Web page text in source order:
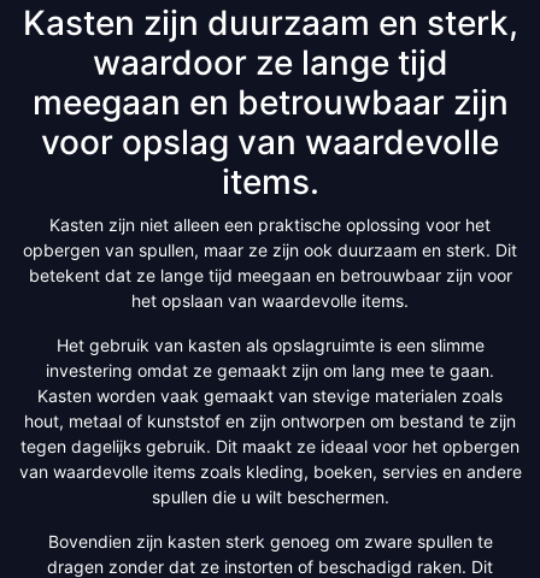
Kasten zijn duurzaam en sterk,
waardoor ze lange tijd
meegaan en betrouwbaar zijn
voor opslag van waardevolle
items.
Kasten zijn niet alleen een praktische oplossing voor het
opbergen van spullen, maar ze zijn ook duurzaam en sterk. Dit
betekent dat ze lange tijd meegaan en betrouwbaar zijn voor
het opslaan van waardevolle items.
Het gebruik van kasten als opslagruimte is een slimme
investering omdat ze gemaakt zijn om lang mee te gaan.
Kasten worden vaak gemaakt van stevige materialen zoals
hout, metaal of kunststof en zijn ontworpen om bestand te zijn
tegen dagelijks gebruik. Dit maakt ze ideaal voor het opbergen
van waardevolle items zoals kleding, boeken, servies en andere
spullen die u wilt beschermen.
Bovendien zijn kasten sterk genoeg om zware spullen te
dragen zonder dat ze instorten of beschadigd raken. Dit